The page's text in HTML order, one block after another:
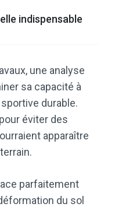
indispensable
une analyse
sa capacité à
durable.
éviter des
apparaître
parfaitement
du sol